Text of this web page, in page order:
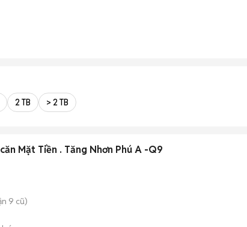
2 TB > 2 TB
Mặt Tiền . Tăng Nhơn Phú A -Q9
9 cũ)